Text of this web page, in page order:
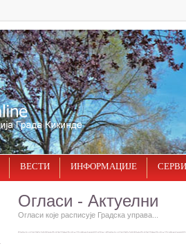
ВЕСТИ ИНФОРМАЦИЈЕ
Огласи - Актуелни
Огласи које расписује Градска управа...